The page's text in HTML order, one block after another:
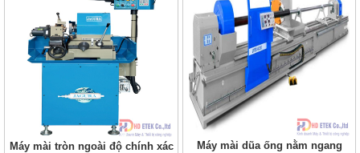
Máy mài tròn ngoài độ chính xác
Máy mài dũa ống nằm ngang